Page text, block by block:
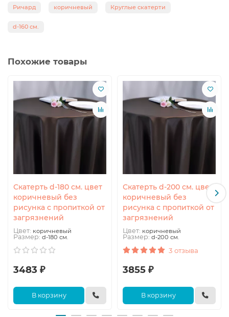
свои свойства на протяжении 25-30 циклов стирок,
но вы будете продолжать пользоваться изделиями как
Ричард коричневый Круглые скатерти
d-160 см.
Похожие товары
Скатерть d-180 см. цвет
коричневый без
рисунка с пропиткой от
загрязнений
Цвет: коричневый
Размер:d-180 см.
3483 ₽
В корзину
Скатерть d-200 см. цвет
коричневый без
рисунка с пропиткой от
загрязнений
Цвет: коричневый
Размер:d-200 см.
3 отзыва
3855 ₽
В корзину